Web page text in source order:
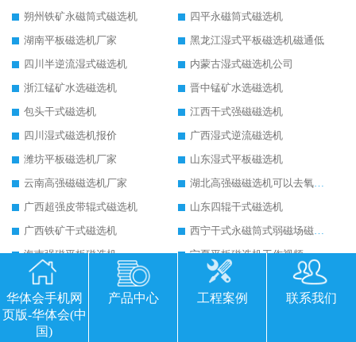
朔州铁矿永磁筒式磁选机
四平永磁筒式磁选机
湖南平板磁选机厂家
黑龙江湿式平板磁选机磁通低
四川半逆流湿式磁选机
内蒙古湿式磁选机公司
浙江锰矿水选磁选机
晋中锰矿水选磁选机
包头干式磁选机
江西干式强磁磁选机
四川湿式磁选机报价
广西湿式逆流磁选机
潍坊平板磁选机厂家
山东湿式平板磁选机
云南高强磁磁选机厂家
湖北高强磁磁选机可以去氧化铝
广西超强皮带辊式磁选机
山东四辊干式磁选机
广西铁矿干式磁选机
西宁干式永磁筒式弱磁场磁选机结构图
海南强磁平板磁选机
宁夏平板磁选机工作视频
河南开封湿式磁选机
贵州河沙磁选机视频
福建优质河沙磁选机
广西湿式磁选机
甘肃湿式永磁磁选机
华体会手机网
页版-华体会(中
国)
产品中心 工程案例 联系我们